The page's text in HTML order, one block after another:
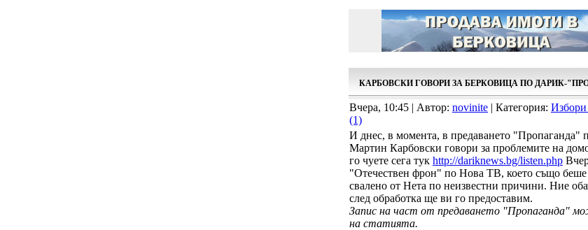
КАРБОВСКИ ГОВОРИ ЗА БЕРКОВИЦА ПО ДАРИК-
Вчера, 10:45 | Автор: novinite | Категория:
(1)
И днес, в момента, в предаването "Пропаганда"
Мартин Карбовски говори за проблемите на
го чуете сега тук http://dariknews.bg/listen.php
"Отечествен фрон" по Нова ТВ, което също беше
свалено от Нета по неизвестни причини. Ние
след обработка ще ви го предоставим.
Запис на част от предаването "Пропаганда"
на статията.